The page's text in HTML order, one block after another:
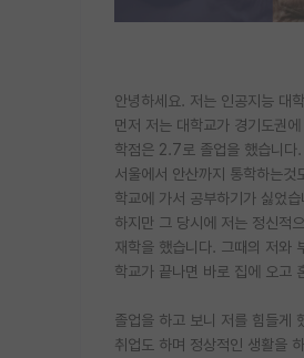
안녕하세요. 저는 인공지능 대
먼저 저는 대학교가 경기도권
학점은 2.7로 졸업을 했습니다
서울에서 안산까지 통학하는
학교에 가서 공부하기가 싫었
하지만 그 당시에 저는 정신적
재학을 했습니다. 그때의 저와
학교가 끝나면 바로 집에 오고
졸업을 하고 보니 저를 힘들게
취업도 하며 정상적인 생활을